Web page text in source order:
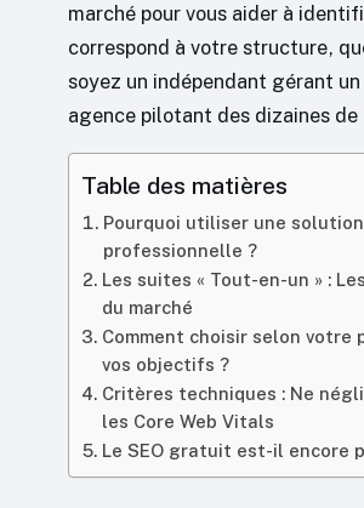
marché pour vous aider à
correspond à votre structure,
soyez un indépendant gérant
agence pilotant des dizaines de
Table des matières
Pourquoi utiliser une solution
professionnelle ?
Les suites « Tout-en-un » :
du marché
Comment choisir selon votre
vos objectifs ?
Critères techniques : Ne
les Core Web Vitals
Le SEO gratuit est-il encore